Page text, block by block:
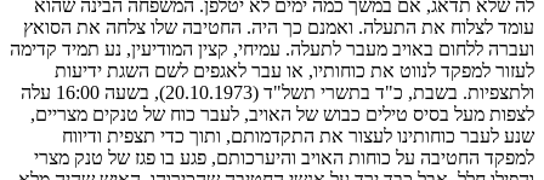
לה שלא תדאג, אם במשך כמה ימים לא יטלפן. המשפחה הבינה שהוא
עומד לצלוח את התעלה. ואמנם כך היה. החטיבה שלו צלחה את הסואץ
ועברה ללחום באויב מעבר לתעלה. עמיחי, קצין המודיעין, נע תמיד קדימה
לעזור למפקד לנווט את כוחותיו, או עבר לאגפים לשם השגת ידיעות
ולתצפיות. בשבת, כ"ד בתשרי תשל"ד (20.10.1973), בשעה 16:00 עלה
לצפות מעל בסיס טילים כבוש של האויב, לעבר כוח של טנקים מצריים,
שנע לעבר כוחותינו לעצור את התקדמותם, ותוך כדי תצפית ודיווח
למפקד החטיבה על כוחות האויב והיערכותם, פגע בו פגז של טנק מצרי